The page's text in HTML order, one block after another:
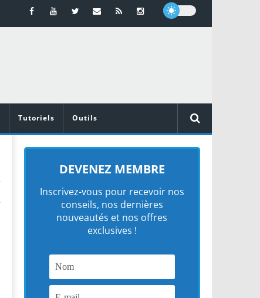
Tutoriels Outils
DEVENEZ MEMBRE
Inscrivez-vous pour recevoir nos
conseils, nos dernières
nouveautés et nos offres
exclusives !